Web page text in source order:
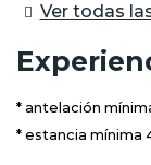
Ver todas
antelación
estancia mínima